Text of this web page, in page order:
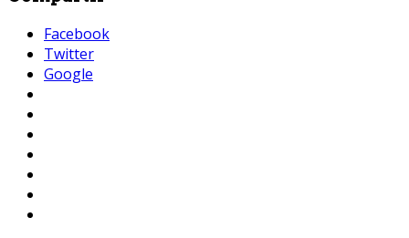
Facebook
Twitter
Google